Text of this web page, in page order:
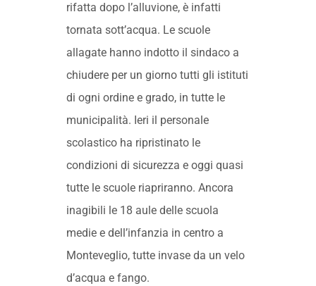
rifatta dopo l’alluvione, è infatti
tornata sott’acqua. Le scuole
allagate hanno indotto il sindaco a
chiudere per un giorno tutti gli istituti
di ogni ordine e grado, in tutte le
municipalità. Ieri il personale
scolastico ha ripristinato le
condizioni di sicurezza e oggi quasi
tutte le scuole riapriranno. Ancora
inagibili le 18 aule delle scuola
medie e dell’infanzia in centro a
Monteveglio, tutte invase da un velo
d’acqua e fango.